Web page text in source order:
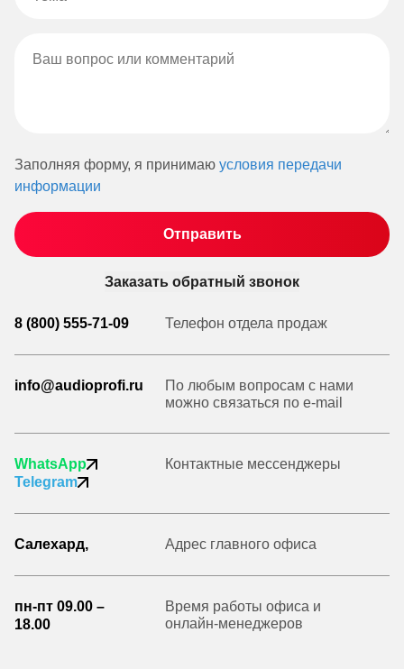
Заполняя форму, я принимаю условия передачи
информации
Заказать обратный звонок
8 (800) 555-71-09 Телефон отдела продаж
info@audioprofi.ru
По любым вопросам с нами
можно связаться по e-mail
WhatsApp
Telegram
Контактные мессенджеры
Салехард, Адрес главного офиса
пн-пт 09.00 –
18.00
Время работы офиса и
онлайн-менеджеров